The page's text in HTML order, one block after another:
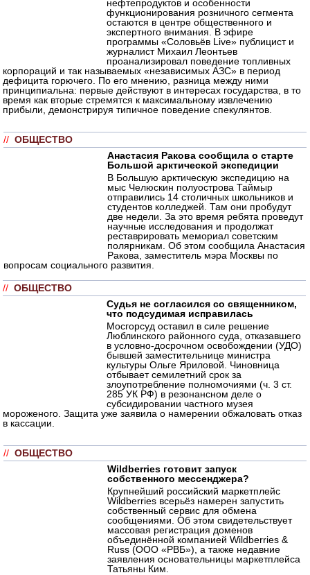
нефтепродуктов и особенности
функционирования розничного сегмента
остаются в центре общественного и
экспертного внимания. В эфире
программы «Соловьёв Live» публицист и
журналист Михаил Леонтьев
проанализировал поведение топливных
корпораций и так называемых «независимых АЗС» в период
дефицита горючего. По его мнению, разница между ними
принципиальна: первые действуют в интересах государства, в то
время как вторые стремятся к максимальному извлечению
прибыли, демонстрируя типичное поведение спекулянтов.
// ОБЩЕСТВО
Анастасия Ракова сообщила о старте
Большой арктической экспедиции
В Большую арктическую экспедицию на
мыс Челюскин полуострова Таймыр
отправились 14 столичных школьников и
студентов колледжей. Там они пробудут
две недели. За это время ребята проведут
научные исследования и продолжат
реставрировать мемориал советским
полярникам. Об этом сообщила Анастасия
Ракова, заместитель мэра Москвы по
вопросам социального развития.
// ОБЩЕСТВО
Судья не согласился со священником,
что подсудимая исправилась
Мосгорсуд оставил в силе решение
Люблинского районного суда, отказавшего
в условно-досрочном освобождении (УДО)
бывшей заместительнице министра
культуры Ольге Яриловой. Чиновница
отбывает семилетний срок за
злоупотребление полномочиями (ч. 3 ст.
285 УК РФ) в резонансном деле о
субсидировании частного музея
мороженого. Защита уже заявила о намерении обжаловать отказ
в кассации.
// ОБЩЕСТВО
Wildberries готовит запуск
собственного мессенджера?
Крупнейший российский маркетплейс
Wildberries всерьёз намерен запустить
собственный сервис для обмена
сообщениями. Об этом свидетельствует
массовая регистрация доменов
объединённой компанией Wildberries &
Russ (ООО «РВБ»), а также недавние
заявления основательницы маркетплейса
Татьяны Ким.